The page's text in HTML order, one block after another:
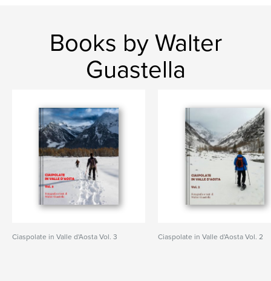
Books by Walter
Guastella
Ciaspolate in Valle d'Aosta Vol. 3 Ciaspolate in Valle d'Aosta Vol. 2